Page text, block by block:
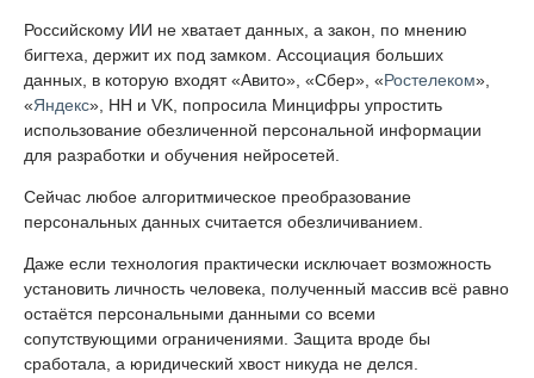
Российскому ИИ не хватает данных, а закон, по мнению
бигтеха, держит их под замком. Ассоциация больших
данных, в которую входят «Авито», «Сбер», «Ростелеком»,
«Яндекс», HH и VK, попросила Минцифры упростить
использование обезличенной персональной информации
для разработки и обучения нейросетей.
Сейчас любое алгоритмическое преобразование
персональных данных считается обезличиванием.
Даже если технология практически исключает возможность
установить личность человека, полученный массив всё равно
остаётся персональными данными со всеми
сопутствующими ограничениями. Защита вроде бы
сработала, а юридический хвост никуда не делся.